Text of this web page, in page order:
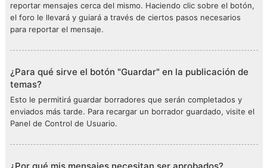
reportar mensajes cerca del mismo. Haciendo clic sobre el botón,
el foro le llevará y guiará a través de ciertos pasos necesarios
para reportar el mensaje.
¿Para qué sirve el botón "Guardar" en la publicación de
temas?
Esto le permitirá guardar borradores que serán completados y
enviados más tarde. Para recargar un borrador guardado, visite el
Panel de Control de Usuario.